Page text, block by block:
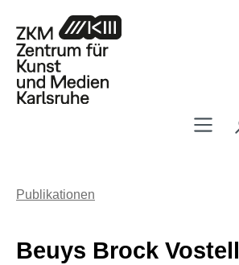
Zum Hauptinhalt springen
Publikationen
Beuys Brock Vostell